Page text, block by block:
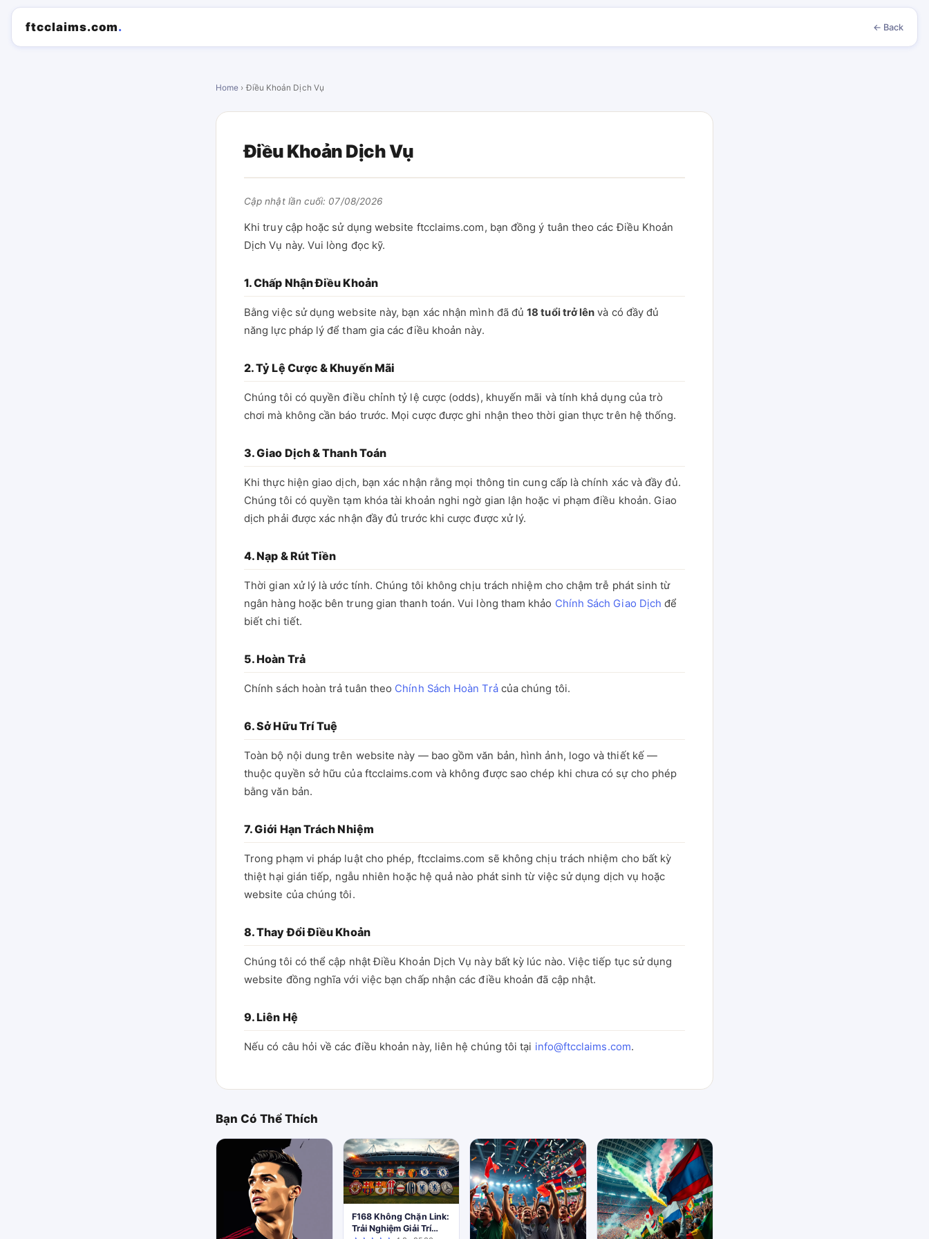
ftcclaims.com. ← Back
Home › Điều Khoản Dịch Vụ
Điều Khoản Dịch Vụ
Cập nhật lần cuối: 07/08/2026
Khi truy cập hoặc sử dụng website ftcclaims.com, bạn đồng ý tuân theo các Điều Khoản
Dịch Vụ này. Vui lòng đọc kỹ.
1. Chấp Nhận Điều Khoản
Bằng việc sử dụng website này, bạn xác nhận mình đã đủ18 tuổi trở lên và có đầy đủ
năng lực pháp lý để tham gia các điều khoản này.
2. Tỷ Lệ Cược & Khuyến Mãi
Chúng tôi có quyền điều chỉnh tỷ lệ cược (odds), khuyến mãi và tính khả dụng của trò
chơi mà không cần báo trước. Mọi cược được ghi nhận theo thời gian thực trên hệ thống.
3. Giao Dịch & Thanh Toán
Khi thực hiện giao dịch, bạn xác nhận rằng mọi thông tin cung cấp là chính xác và đầy đủ.
Chúng tôi có quyền tạm khóa tài khoản nghi ngờ gian lận hoặc vi phạm điều khoản. Giao
dịch phải được xác nhận đầy đủ trước khi cược được xử lý.
4. Nạp & Rút Tiền
Thời gian xử lý là ước tính. Chúng tôi không chịu trách nhiệm cho chậm trễ phát sinh từ
ngân hàng hoặc bên trung gian thanh toán. Vui lòng tham khảo Chính Sách Giao Dịch để
biết chi tiết.
5. Hoàn Trả
Chính sách hoàn trả tuân theo Chính Sách Hoàn Trảcủa chúng tôi.
6. Sở Hữu Trí Tuệ
Toàn bộ nội dung trên website này — bao gồm văn bản, hình ảnh, logo và thiết kế —
thuộc quyền sở hữu của ftcclaims.com và không được sao chép khi chưa có sự cho phép
bằng văn bản.
7. Giới Hạn Trách Nhiệm
Trong phạm vi pháp luật cho phép, ftcclaims.com sẽ không chịu trách nhiệm cho bất kỳ
thiệt hại gián tiếp, ngẫu nhiên hoặc hệ quả nào phát sinh từ việc sử dụng dịch vụ hoặc
website của chúng tôi.
8. Thay Đổi Điều Khoản
Chúng tôi có thể cập nhật Điều Khoản Dịch Vụ này bất kỳ lúc nào. Việc tiếp tục sử dụng
website đồng nghĩa với việc bạn chấp nhận các điều khoản đã cập nhật.
9. Liên Hệ
Nếu có câu hỏi về các điều khoản này, liên hệ chúng tôi tại info@ftcclaims.com.
Bạn Có Thể Thích
F168 Không Chặn Link:
Trải Nghiệm Giải Trí